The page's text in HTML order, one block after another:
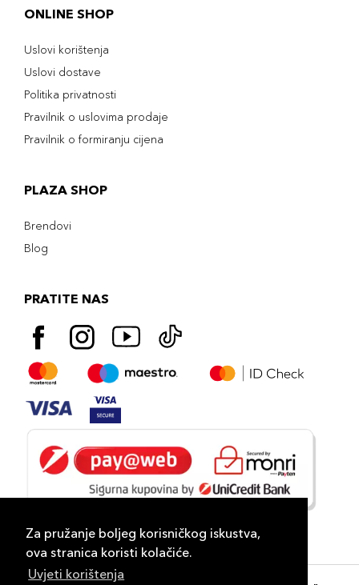
Za pružanje boljeg korisničkog iskustva,
ova stranica koristi kolačiće.
Uvjeti korištenja
ONLINE SHOP
Uslovi korištenja
Uslovi dostave
Politika privatnosti
Pravilnik o uslovima prodaje
Pravilnik o formiranju cijena
PLAZA SHOP
Brendovi
Blog
PRATITE NAS